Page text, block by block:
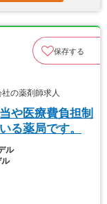
保存する
の薬剤師求人
や医療費負担制
る薬局です。
ル
ル